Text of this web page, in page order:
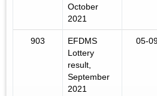
October
2021
903
EFDMS
Lottery
result,
September
2021
05-